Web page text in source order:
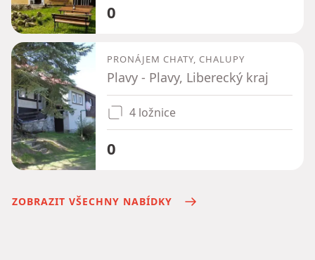
0
PRONÁJEM CHATY, CHALUPY
Plavy - Plavy, Liberecký kraj
4 ložnice
0
ZOBRAZIT VŠECHNY NABÍDKY